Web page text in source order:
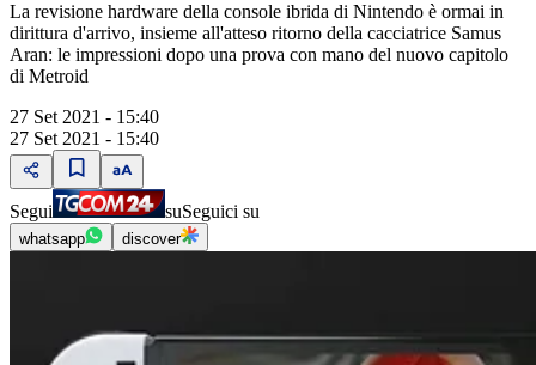
La revisione hardware della console ibrida di Nintendo è ormai in
dirittura d'arrivo, insieme all'atteso ritorno della cacciatrice Samus
Aran: le impressioni dopo una prova con mano del nuovo capitolo
di Metroid
27 Set 2021 - 15:40
27 Set 2021 - 15:40
Segui suSeguici su
whatsapp discover